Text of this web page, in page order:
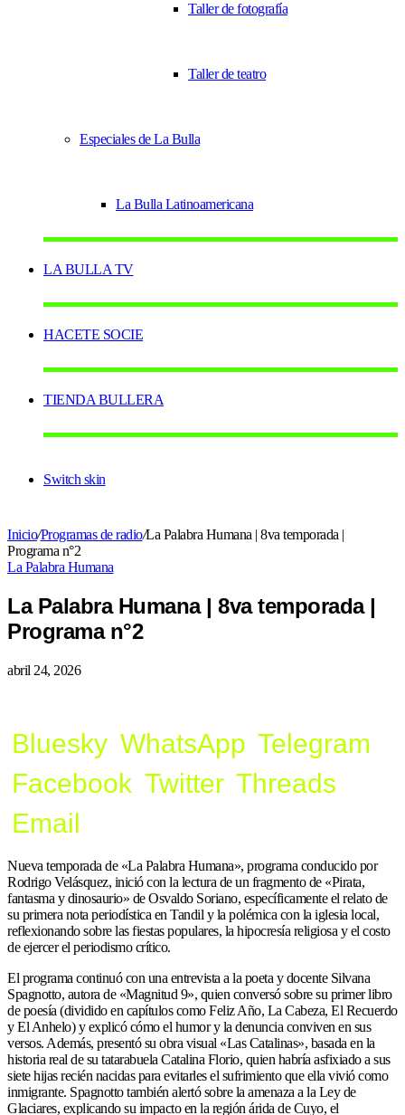
Taller de fotografía
Taller de teatro
Especiales de La Bulla
La Bulla Latinoamericana
LA BULLA TV
HACETE SOCIE
TIENDA BULLERA
Switch skin
Inicio/Programas de radio/La Palabra Humana | 8va temporada |
Programa n°2
La Palabra Humana
La Palabra Humana | 8va temporada |
Programa n°2
abril 24, 2026
Bluesky WhatsApp Telegram
Facebook Twitter Threads
Email
Nueva temporada de «La Palabra Humana», programa conducido por
Rodrigo Velásquez, inició con la lectura de un fragmento de «Pirata,
fantasma y dinosaurio» de Osvaldo Soriano, específicamente el relato de
su primera nota periodística en Tandil y la polémica con la iglesia local,
reflexionando sobre las fiestas populares, la hipocresía religiosa y el costo
de ejercer el periodismo crítico.
El programa continuó con una entrevista a la poeta y docente Silvana
Spagnotto, autora de «Magnitud 9», quien conversó sobre su primer libro
de poesía (dividido en capítulos como Feliz Año, La Cabeza, El Recuerdo
y El Anhelo) y explicó cómo el humor y la denuncia conviven en sus
versos. Además, presentó su obra visual «Las Catalinas», basada en la
historia real de su tatarabuela Catalina Florio, quien habría asfixiado a sus
siete hijas recién nacidas para evitarles el sufrimiento que ella vivió como
inmigrante. Spagnotto también alertó sobre la amenaza a la Ley de
Glaciares, explicando su impacto en la región árida de Cuyo, el